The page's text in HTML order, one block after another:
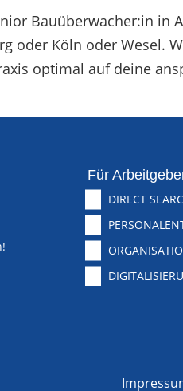
Bauüberwacher:in in
oder Köln oder Wesel.
optimal auf deine
Für
DIRECT